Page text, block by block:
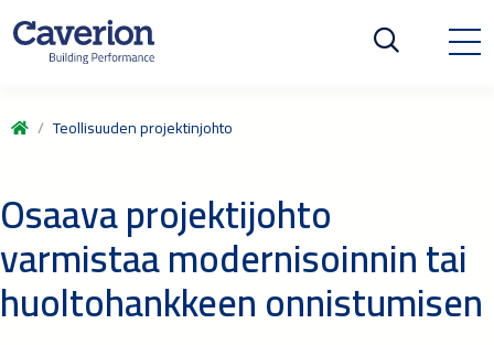
Teollisuuden projektinjohto
Osaava projektijohto
varmistaa modernisoinnin tai
huoltohankkeen onnistumisen